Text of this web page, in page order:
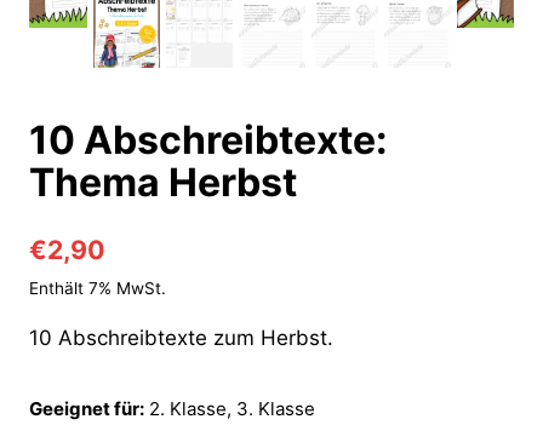
10 Abschreibtexte:
Thema Herbst
€2,90
Enthält 7% MwSt.
10 Abschreibtexte zum Herbst.
Geeignet für: 2. Klasse, 3. Klasse